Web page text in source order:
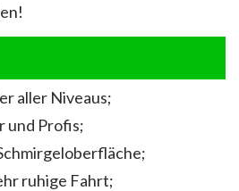
aller Niveaus;
und Profis;
ruhige Fahrt;